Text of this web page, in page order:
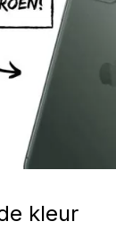
kleur